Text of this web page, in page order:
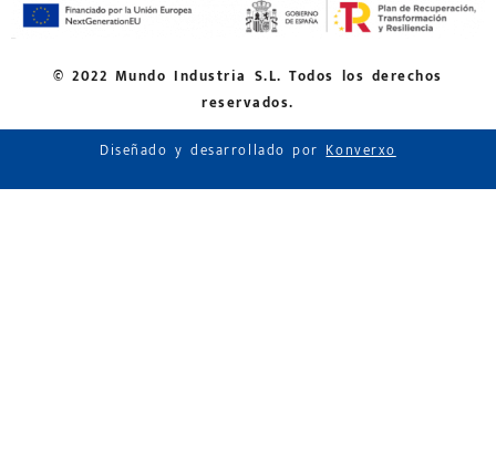
© 2022 Mundo Industria S.L. Todos los derechos
reservados.
Diseñado y desarrollado porKonverxo